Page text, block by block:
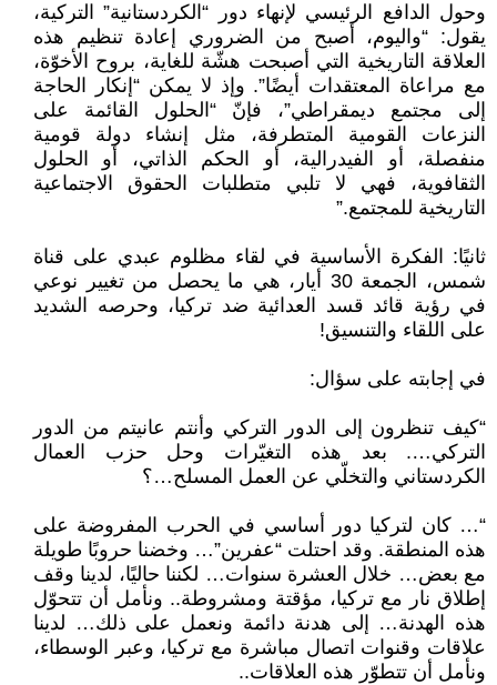
وحول الدافع الرئيسي لإنهاء دور “الكردستانية” التركية،
يقول: “واليوم، أصبح من الضروري إعادة تنظيم هذه
العلاقة التاريخية التي أصبحت هشّة للغاية، بروح الأخوّة،
مع مراعاة المعتقدات أيضًا”. وإذ لا يمكن “إنكار الحاجة
إلى مجتمع ديمقراطي”، فإنّ “الحلول القائمة على
النزعات القومية المتطرفة، مثل إنشاء دولة قومية
منفصلة، أو الفيدرالية، أو الحكم الذاتي، أو الحلول
الثقافوية، فهي لا تلبي متطلبات الحقوق الاجتماعية
التاريخية للمجتمع.”
ثانيًا: الفكرة الأساسية في لقاء مظلوم عبدي على قناة
شمس، الجمعة 30 أيار، هي ما يحصل من تغيير نوعي
في رؤية قائد قسد العدائية ضد تركيا، وحرصه الشديد
على اللقاء والتنسيق!
في إجابته على سؤال:
“كيف تنظرون إلى الدور التركي وأنتم عانيتم من الدور
التركي…. بعد هذه التغيّرات وحل حزب العمال
الكردستاني والتخلّي عن العمل المسلح…؟
“… كان لتركيا دور أساسي في الحرب المفروضة على
هذه المنطقة. وقد احتلت “عفرين”… وخضنا حروبًا طويلة
مع بعض… خلال العشرة سنوات… لكننا حاليًا، لدينا وقف
إطلاق نار مع تركيا، مؤقتة ومشروطة.. ونأمل أن تتحوّل
هذه الهدنة… إلى هدنة دائمة ونعمل على ذلك… لدينا
علاقات وقنوات اتصال مباشرة مع تركيا، وعبر الوسطاء،
ونأمل أن تتطوّر هذه العلاقات..